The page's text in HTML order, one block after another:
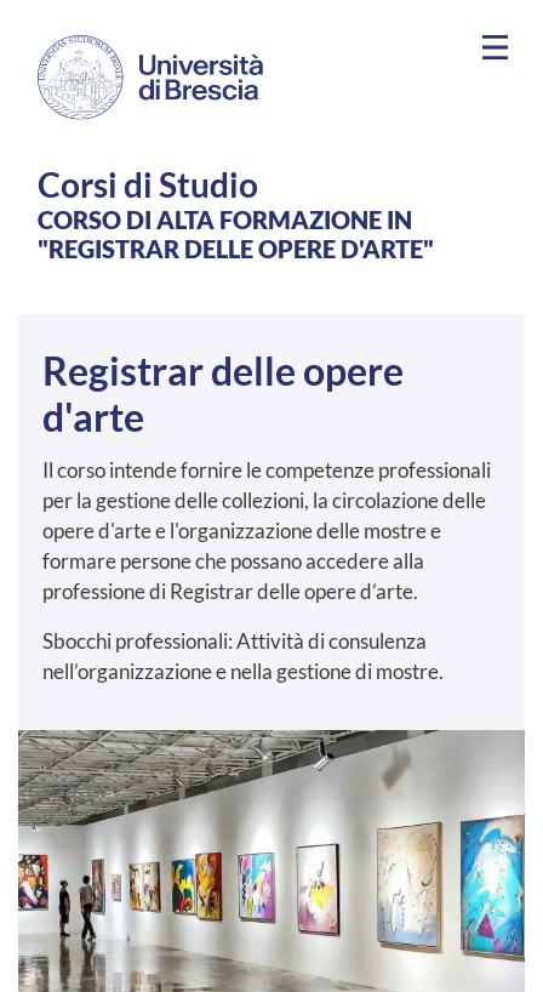
Corsi di Studio
CORSO DI ALTA FORMAZIONE IN
"REGISTRAR DELLE OPERE D'ARTE"
Registrar delle opere
d'arte
Il corso intende fornire le competenze professionali
per la gestione delle collezioni, la circolazione delle
opere d'arte e l'organizzazione delle mostre e
formare persone che possano accedere alla
professione di Registrar delle opere d’arte.
Sbocchi professionali: Attività di consulenza
nell’organizzazione e nella gestione di mostre.